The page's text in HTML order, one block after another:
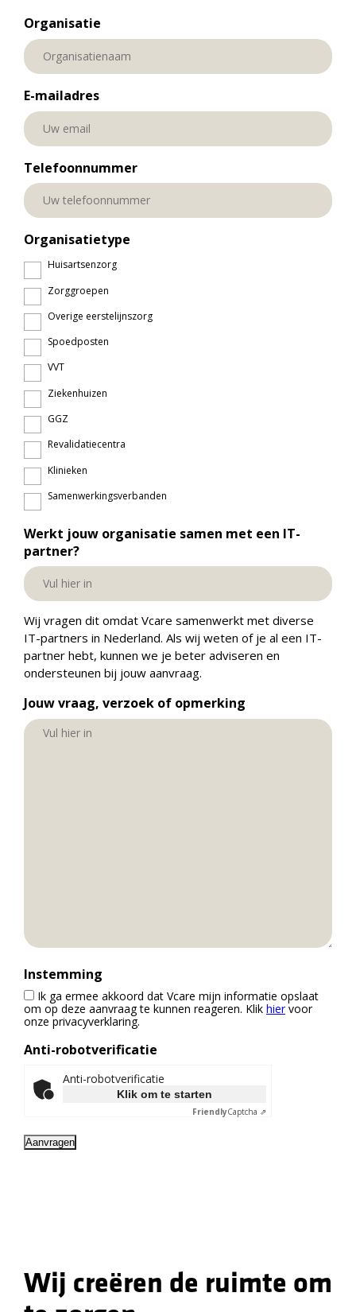
Organisatie
E-mailadres
Telefoonnummer
Organisatietype
Huisartsenzorg
Zorggroepen
Overige eerstelijnszorg
Spoedposten
VVT
Ziekenhuizen
GGZ
Revalidatiecentra
Klinieken
Samenwerkingsverbanden
Werkt jouw organisatie samen met een IT-
partner?
Wij vragen dit omdat Vcare samenwerkt met diverse
IT-partners in Nederland. Als wij weten of je al een IT-
partner hebt, kunnen we je beter adviseren en
ondersteunen bij jouw aanvraag.
Jouw vraag, verzoek of opmerking
Instemming
Ik ga ermee akkoord dat Vcare mijn informatie opslaat
om op deze aanvraag te kunnen reageren. Klik hiervoor
onze privacyverklaring.
Anti-robotverificatie
Anti-robotverificatie
Klik om te starten
FriendlyCaptcha ⇗
Aanvragen
Wij creëren de ruimte om